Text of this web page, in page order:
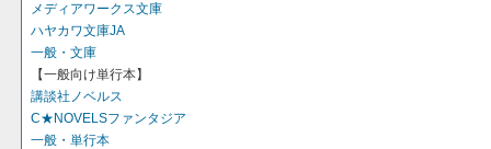
メディアワークス文庫
ハヤカワ文庫JA
一般・文庫
【一般向け単行本】
講談社ノベルス
C★NOVELSファンタジア
一般・単行本